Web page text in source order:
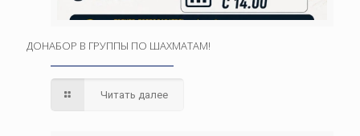
ДОНАБОР В ГРУППЫ ПО ШАХМАТАМ!
Читать далее